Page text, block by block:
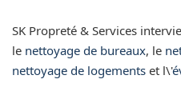
SK Propreté & Services
le nettoyage de bureaux, le
nettoyage de logements et l\'